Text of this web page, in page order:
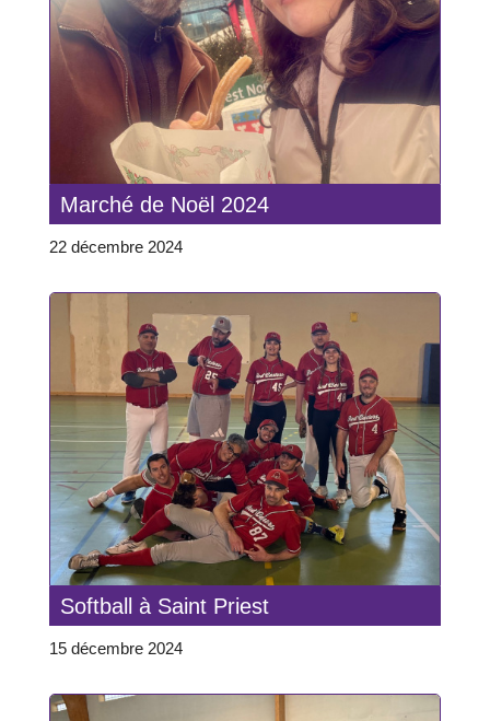
Marché de Noël 2024
22 décembre 2024
Softball à Saint Priest
15 décembre 2024